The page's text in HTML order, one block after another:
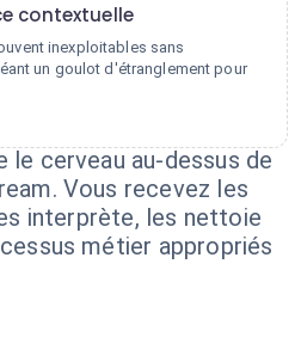
contextuelle
inexploitables sans
un goulot d'étranglement pour
cerveau au-dessus de
Vous recevez les
interprète, les nettoie
métier appropriés